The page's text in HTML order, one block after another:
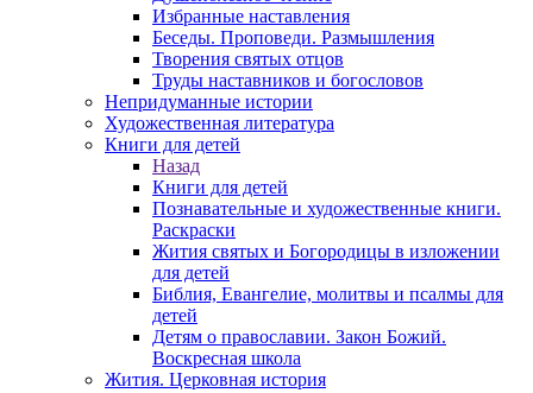
Избранные наставления
Беседы. Проповеди. Размышления
Творения святых отцов
Труды наставников и богословов
Непридуманные истории
Художественная литература
Книги для детей
Назад
Книги для детей
Познавательные и художественные книги.
Раскраски
Жития святых и Богородицы в изложении
для детей
Библия, Евангелие, молитвы и псалмы для
детей
Детям о православии. Закон Божий.
Воскресная школа
Жития. Церковная история